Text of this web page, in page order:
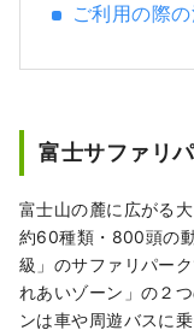
ご利用の際
富士サファリ
富士山の麓に広がる
約60種類・800頭の
級」のサファリパー
れあいゾーン」の２
ンは車や周遊バスに